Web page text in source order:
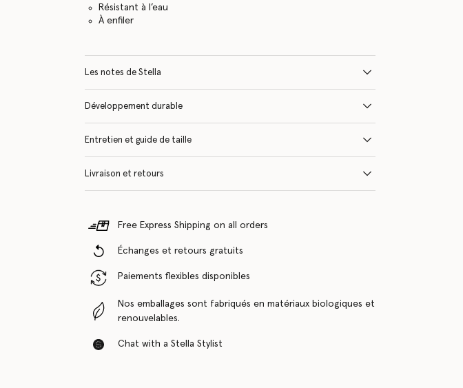
Résistant à l’eau
À enfiler
Les notes de Stella
Développement durable
Entretien et guide de taille
Livraison et retours
Free Express Shipping on all orders
Échanges et retours gratuits
Paiements flexibles disponibles
Nos emballages sont fabriqués en matériaux biologiques et
renouvelables.
Chat with a Stella Stylist